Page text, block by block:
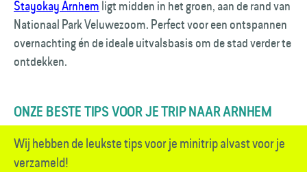
Stayokay Arnhem ligt midden in het groen, aan de rand van
Nationaal Park Veluwezoom. Perfect voor een ontspannen
overnachting én de ideale uitvalsbasis om de stad verder te
ontdekken.
ONZE BESTE TIPS VOOR JE TRIP NAAR ARNHEM
Wij hebben de leukste tips voor je minitrip alvast voor je
verzameld!